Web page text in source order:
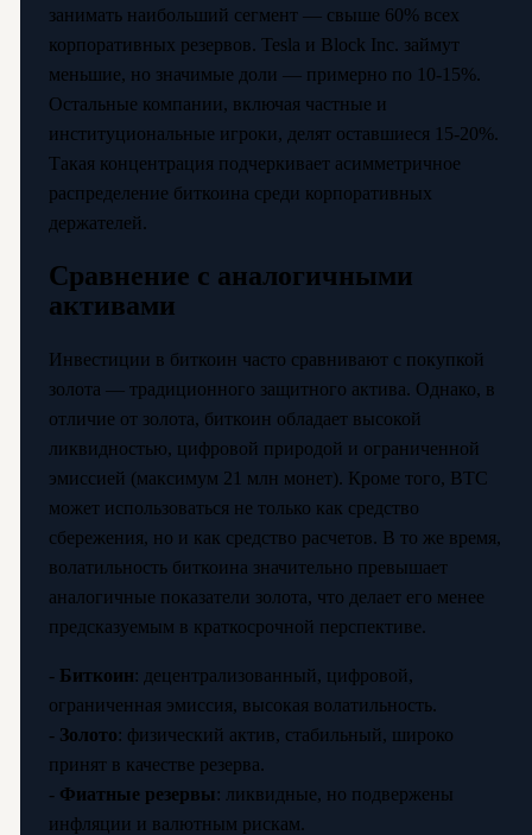
занимать наибольший сегмент — свыше 60% всех
корпоративных резервов. Tesla и Block Inc. займут
меньшие, но значимые доли — примерно по 10-15%.
Остальные компании, включая частные и
институциональные игроки, делят оставшиеся 15-20%.
Такая концентрация подчеркивает асимметричное
распределение биткоина среди корпоративных
держателей.
Сравнение с аналогичными
активами
Инвестиции в биткоин часто сравнивают с покупкой
золота — традиционного защитного актива. Однако, в
отличие от золота, биткоин обладает высокой
ликвидностью, цифровой природой и ограниченной
эмиссией (максимум 21 млн монет). Кроме того, BTC
может использоваться не только как средство
сбережения, но и как средство расчетов. В то же время,
волатильность биткоина значительно превышает
аналогичные показатели золота, что делает его менее
предсказуемым в краткосрочной перспективе.
- Биткоин: децентрализованный, цифровой,
ограниченная эмиссия, высокая волатильность.
- Золото: физический актив, стабильный, широко
принят в качестве резерва.
- Фиатные резервы: ликвидные, но подвержены
инфляции и валютным рискам.